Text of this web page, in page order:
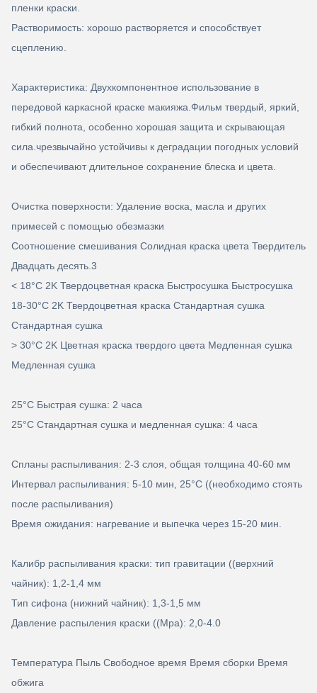
пленки краски.
Растворимость: хорошо растворяется и способствует
сцеплению.
Характеристика: Двухкомпонентное использование в
передовой каркасной краске макияжа.Фильм твердый, яркий,
гибкий полнота, особенно хорошая защита и скрывающая
сила.чрезвычайно устойчивы к деградации погодных условий
и обеспечивают длительное сохранение блеска и цвета.
Очистка поверхности: Удаление воска, масла и других
примесей с помощью обезмазки
Соотношение смешивания Солидная краска цвета Твердитель
Двадцать десять.3
< 18°C 2K Твердоцветная краска Быстросушка Быстросушка
18-30°C 2K Твердоцветная краска Стандартная сушка
Стандартная сушка
> 30°C 2K Цветная краска твердого цвета Медленная сушка
Медленная сушка
25°C Быстрая сушка: 2 часа
25°C Стандартная сушка и медленная сушка: 4 часа
Спланы распыливания: 2-3 слоя, общая толщина 40-60 мм
Интервал распыливания: 5-10 мин, 25°C ((необходимо стоять
после распыливания)
Время ожидания: нагревание и выпечка через 15-20 мин.
Калибр распыливания краски: тип гравитации ((верхний
чайник): 1,2-1,4 мм
Тип сифона (нижний чайник): 1,3-1,5 мм
Давление распыления краски ((Mpa): 2,0-4.0
Температура Пыль Свободное время Время сборки Время
обжига